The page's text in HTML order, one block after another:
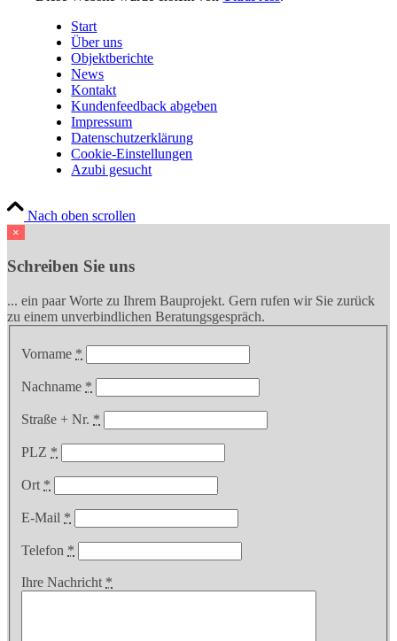
Start
Über uns
Objektberichte
News
Kontakt
Kundenfeedback abgeben
Impressum
Datenschutzerklärung
Cookie-Einstellungen
Azubi gesucht
Nach oben scrollen
×
Schreiben Sie uns
... ein paar Worte zu Ihrem Bauprojekt. Gern rufen wir Sie zurück
zu einem unverbindlichen Beratungsgespräch.
Vorname *
Nachname *
Straße + Nr. *
PLZ *
Ort *
E-Mail *
Telefon *
Ihre Nachricht *